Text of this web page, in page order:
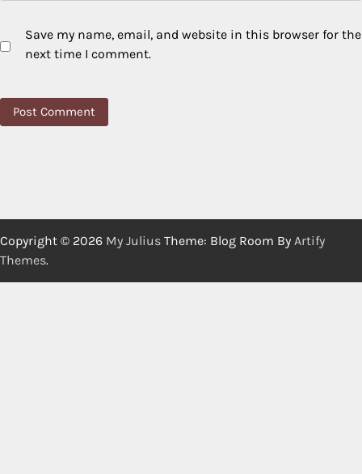
Save my name, email, and website in this browser for the
next time I comment.
Copyright © 2026 My Julius Theme: Blog Room By Artify
Themes.